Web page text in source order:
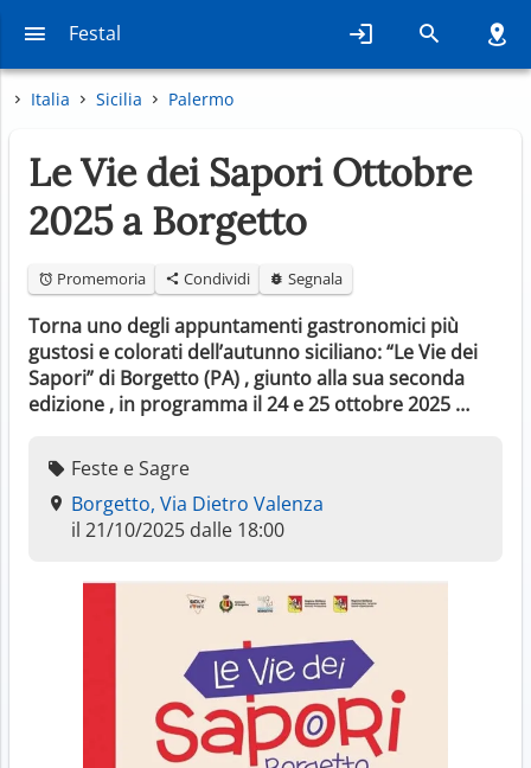
Festal
Italia Sicilia Palermo
Le Vie dei Sapori Ottobre
2025 a Borgetto
Promemoria Condividi Segnala
Torna uno degli appuntamenti gastronomici più
gustosi e colorati dell’autunno siciliano: “Le Vie dei
Sapori” di Borgetto (PA) , giunto alla sua seconda
edizione , in programma il 24 e 25 ottobre 2025 …
Feste e Sagre
Borgetto, Via Dietro Valenza
il 21/10/2025 dalle 18:00